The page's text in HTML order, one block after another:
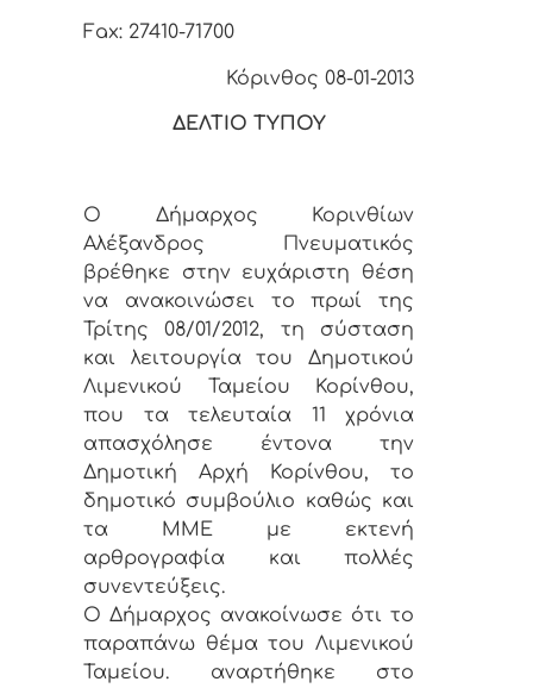
Fax: 27410-71700
Κόρινθος 08-01-2013
ΔΕΛΤΙΟ ΤΥΠΟΥ
Ο Δήμαρχος Κορινθίων
Αλέξανδρος Πνευματικός
βρέθηκε στην ευχάριστη θέση
να ανακοινώσει το πρωί της
Τρίτης 08/01/2012, τη σύσταση
και λειτουργία του Δημοτικού
Λιμενικού Ταμείου Κορίνθου,
που τα τελευταία 11 χρόνια
απασχόλησε έντονα την
Δημοτική Αρχή Κορίνθου, το
δημοτικό συμβούλιο καθώς και
τα ΜΜΕ με εκτενή
αρθρογραφία και πολλές
συνεντεύξεις.
Ο Δήμαρχος ανακοίνωσε ότι το
παραπάνω θέμα του Λιμενικού
Ταμείου. αναρτήθηκε στο